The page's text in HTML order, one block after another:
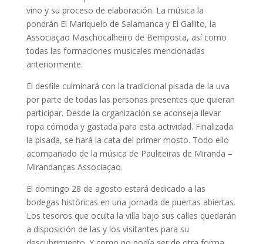
vino y su proceso de elaboración. La música la
pondrán El Mariquelo de Salamanca y El Gallito, la
Associaçao Maschocalheiro de Bemposta, así como
todas las formaciones musicales mencionadas
anteriormente.
El desfile culminará con la tradicional pisada de la uva
por parte de todas las personas presentes que quieran
participar. Desde la organización se aconseja llevar
ropa cómoda y gastada para esta actividad. Finalizada
la pisada, se hará la cata del primer mosto. Todo ello
acompañado de la música de Pauliteiras de Miranda –
Mirandanças Associaçao.
El domingo 28 de agosto estará dedicado a las
bodegas históricas en una jornada de puertas abiertas.
Los tesoros que oculta la villa bajo sus calles quedarán
a disposición de las y los visitantes para su